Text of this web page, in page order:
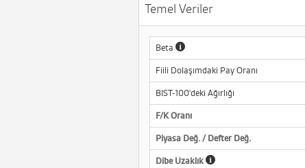
Temel Veriler
Beta
Fiili Dolaşımdaki Pay Oranı
BIST-100'deki Ağırlığı
F/K Oranı
Piyasa Değ. / Defter Değ.
Dibe Uzaklık